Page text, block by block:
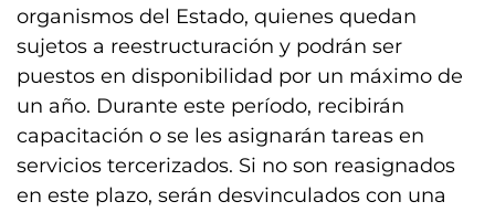
organismos del Estado, quienes quedan
sujetos a reestructuración y podrán ser
puestos en disponibilidad por un máximo de
un año. Durante este período, recibirán
capacitación o se les asignarán tareas en
servicios tercerizados. Si no son reasignados
en este plazo, serán desvinculados con una